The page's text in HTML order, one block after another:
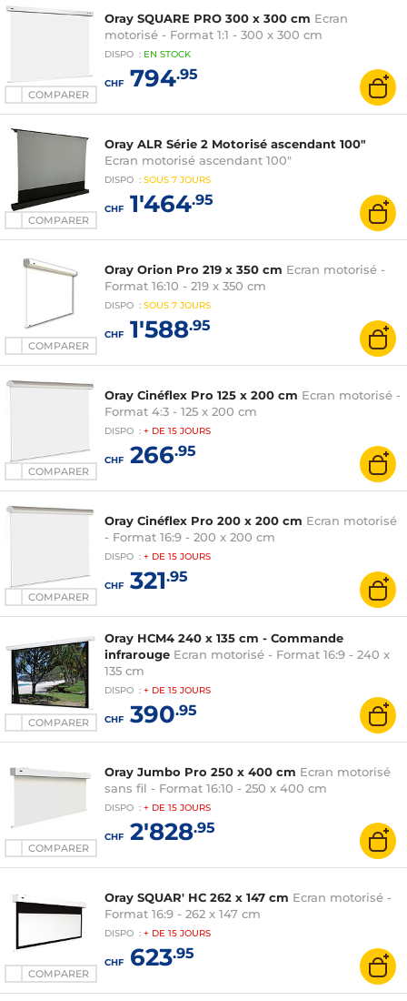
COMPARER
Oray SQUARE PRO 300 x 300 cm Ecran
motorisé - Format 1:1 - 300 x 300 cm
DISPO : EN STOCK
CHF794.95
COMPARER
Oray ALR Série 2 Motorisé ascendant 100"
Ecran motorisé ascendant 100"
DISPO : SOUS 7 JOURS
CHF1'464.95
COMPARER
Oray Orion Pro 219 x 350 cm Ecran motorisé -
Format 16:10 - 219 x 350 cm
DISPO : SOUS 7 JOURS
CHF1'588.95
COMPARER
Oray Cinéflex Pro 125 x 200 cm Ecran motorisé -
Format 4:3 - 125 x 200 cm
DISPO : + DE 15 JOURS
CHF266.95
COMPARER
Oray Cinéflex Pro 200 x 200 cm Ecran motorisé
- Format 16:9 - 200 x 200 cm
DISPO : + DE 15 JOURS
CHF321.95
COMPARER
Oray HCM4 240 x 135 cm - Commande
infrarouge Ecran motorisé - Format 16:9 - 240 x
135 cm
DISPO : + DE 15 JOURS
CHF390.95
COMPARER
Oray Jumbo Pro 250 x 400 cm Ecran motorisé
sans fil - Format 16:10 - 250 x 400 cm
DISPO : + DE 15 JOURS
CHF2'828.95
COMPARER
Oray SQUAR' HC 262 x 147 cm Ecran motorisé -
Format 16:9 - 262 x 147 cm
DISPO : + DE 15 JOURS
CHF623.95